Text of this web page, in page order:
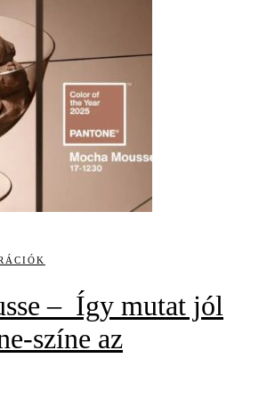
– Így mutat jól
színe az